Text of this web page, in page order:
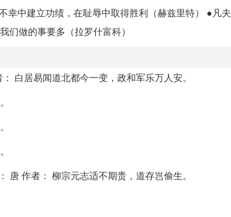
幸中建立功绩，在耻辱中取得胜利（赫兹里特） ●凡
们做的事要多（拉罗什富科）
白居易闻道北都今一变，政和军乐万人安。
唐 作者： 柳宗元志适不期贵，道存岂偷生。